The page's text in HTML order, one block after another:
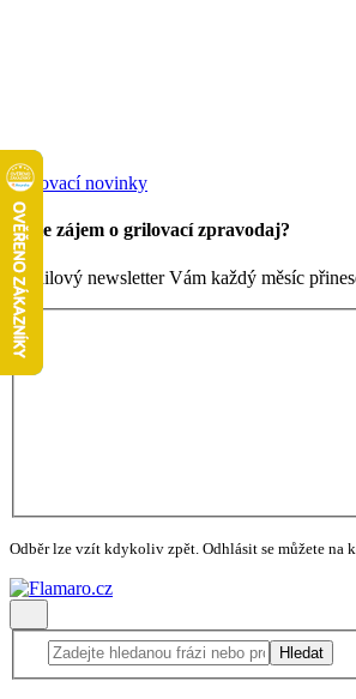
Grilovací novinky
Máte zájem o grilovací zpravodaj?
Emailový newsletter Vám každý měsíc
Odběr lze vzít kdykoliv zpět. Odhlásit se můžete na
Hledat